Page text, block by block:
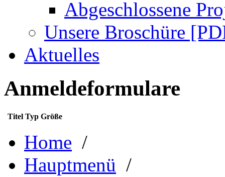
Abgeschlossene
Unsere Broschüre
Aktuelles
Anmeldeformulare
Titel Typ Größe
Home /
Hauptmenü /